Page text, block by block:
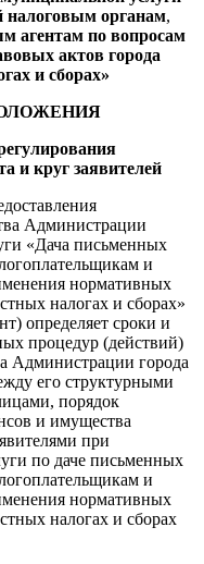
налоговым органам,
агентам по вопросам
актов города
и сборах»
и круг заявителей
Администрации
«Дача письменных
и
нормативных
налогах и сборах»
определяет сроки и
процедур (действий)
Администрации города
его структурными
порядок
и имущества
при
по даче письменных
и
нормативных
налогах и сборах